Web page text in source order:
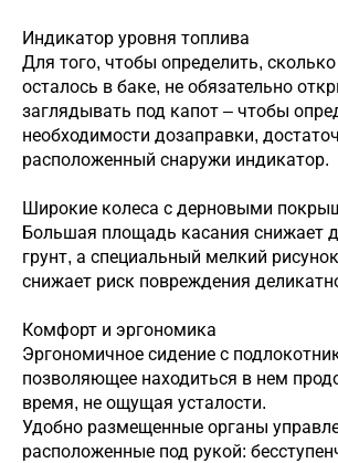
Индикатор уровня топлива
Для того, чтобы определить, сколько
осталось в баке, не обязательно
заглядывать под капот – чтобы
необходимости дозаправки,
расположенный снаружи индикатор.
Широкие колеса с дерновыми
Большая площадь касания снижает
грунт, а специальный мелкий
снижает риск повреждения
Комфорт и эргономика
Эргономичное сидение с
позволяющее находиться в нем
время, не ощущая усталости.
Удобно размещенные органы
расположенные под рукой: